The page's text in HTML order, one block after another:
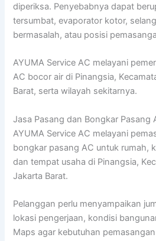
diperiksa. Penyebabnya dapat
tersumbat, evaporator kotor,
bermasalah, atau posisi
AYUMA Service AC melayani
AC bocor air di Pinangsia,
Barat, serta wilayah sekitarnya.
Jasa Pasang dan Bongkar Pasang
AYUMA Service AC melayani
bongkar pasang AC untuk rumah,
dan tempat usaha di Pinangsia,
Jakarta Barat.
Pelanggan perlu menyampaikan
lokasi pengerjaan, kondisi
Maps agar kebutuhan